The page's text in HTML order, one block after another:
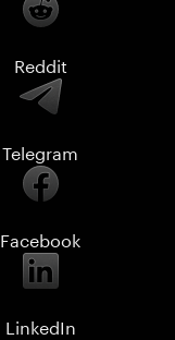
Reddit
Telegram
Facebook
LinkedIn